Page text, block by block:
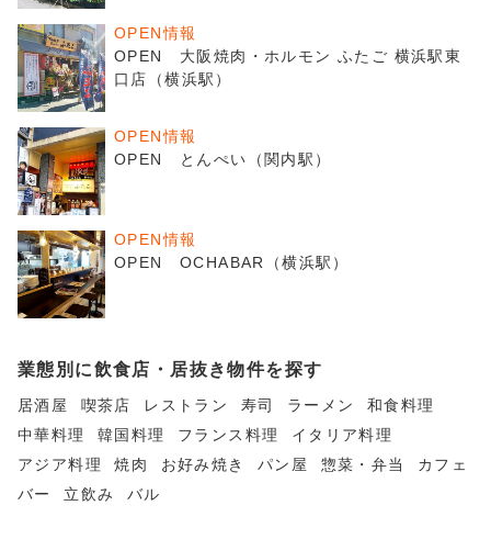
OPEN情報
OPEN 大阪焼肉・ホルモン ふたご 横浜駅東
口店（横浜駅）
OPEN情報
OPEN とんぺい（関内駅）
OPEN情報
OPEN OCHABAR（横浜駅）
業態別に飲食店・居抜き物件を探す
居酒屋 喫茶店 レストラン 寿司 ラーメン
和食料理
中華料理
韓国料理 フランス料理
イタリア料理
アジア料理
焼肉 お好み焼き パン屋 惣菜・弁当
カフェ
バー
立飲み バル